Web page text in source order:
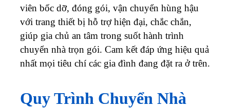
viên bốc dỡ, đóng gói, vận chuyển hùng hậu
với trang thiết bị hỗ trợ hiện đại, chắc chắn,
giúp gia chủ an tâm trong suốt hành trình
chuyển nhà trọn gói. Cam kết đáp ứng hiệu quả
nhất mọi tiêu chí các gia đình đang đặt ra ở trên.
Quy Trình Chuyển Nhà